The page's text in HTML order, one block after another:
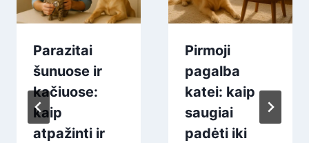
Parazitai
šunuose ir
kačiuose:
kaip
atpažinti ir
Pirmoji
pagalba
katei: kaip
saugiai
padėti iki